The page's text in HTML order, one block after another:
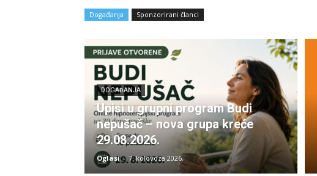
Događanja Sponzorirani članci
DOGAĐANJA
Upisi u grupni program Budi
nepušač – nova grupa kreće
29.08.2026.
Oglasi - 7. kolovoza 2026.